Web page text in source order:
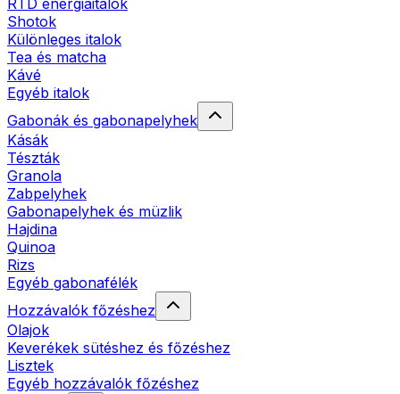
RTD energiaitalok
Shotok
Különleges italok
Tea és matcha
Kávé
Egyéb italok
Gabonák és gabonapelyhek
Kásák
Tészták
Granola
Zabpelyhek
Gabonapelyhek és müzlik
Hajdina
Quinoa
Rizs
Egyéb gabonafélék
Hozzávalók főzéshez
Olajok
Keverékek sütéshez és főzéshez
Lisztek
Egyéb hozzávalók főzéshez